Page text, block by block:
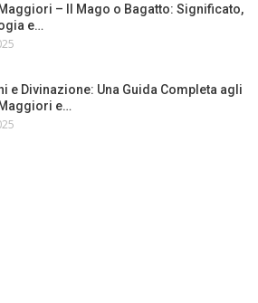
– Il Mago o Bagatto: Significato,
e…
e Divinazione: Una Guida Completa agli
e…